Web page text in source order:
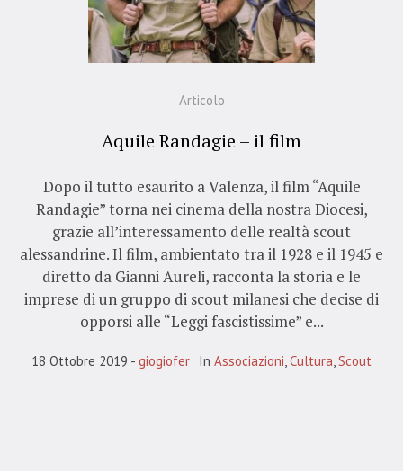
Articolo
Aquile Randagie – il film
Dopo il tutto esaurito a Valenza, il film “Aquile
Randagie” torna nei cinema della nostra Diocesi,
grazie all’interessamento delle realtà scout
alessandrine. Il film, ambientato tra il 1928 e il 1945 e
diretto da Gianni Aureli, racconta la storia e le
imprese di un gruppo di scout milanesi che decise di
opporsi alle “Leggi fascistissime” e...
18 Ottobre 2019 giogiofer In Associazioni Cultura Scout